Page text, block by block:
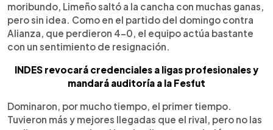
moribundo, Limeño saltó a la cancha con muchas ganas,
pero sin idea. Como en el partido del domingo contra
Alianza, que perdieron 4-0, el equipo actúa bastante
con un sentimiento de resignación.
INDES revocará credenciales a ligas profesionales y
mandará auditoría a la Fesfut
Dominaron, por mucho tiempo, el primer tiempo.
Tuvieron más y mejores llegadas que el rival, pero no las